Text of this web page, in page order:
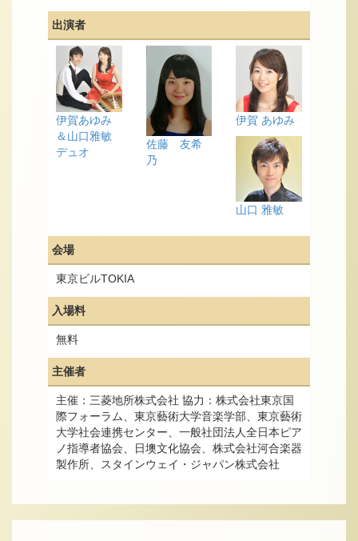
出演者
伊賀あゆみ
＆山口雅敏
デュオ
佐藤 友希
乃
伊賀 あゆみ
山口 雅敏
会場
東京ビルTOKIA
入場料
無料
主催者
主催：三菱地所株式会社 協力：株式会社東京国
際フォーラム、東京藝術大学音楽学部、東京藝術
大学社会連携センター、一般社団法人全日本ピア
ノ指導者協会、日墺文化協会、株式会社河合楽器
製作所、スタインウェイ・ジャパン株式会社